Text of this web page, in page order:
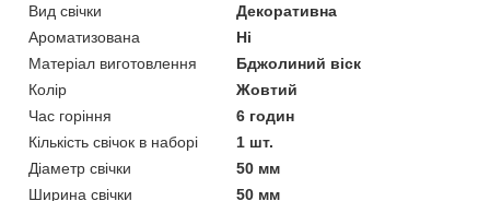
Вид свічки
Декоративна
Ароматизована
Ні
Матеріал виготовлення
Бджолиний віск
Колір
Жовтий
Час горіння
6 годин
Кількість свічок в наборі
1 шт.
Діаметр свічки
50 мм
Ширина свічки
50 мм